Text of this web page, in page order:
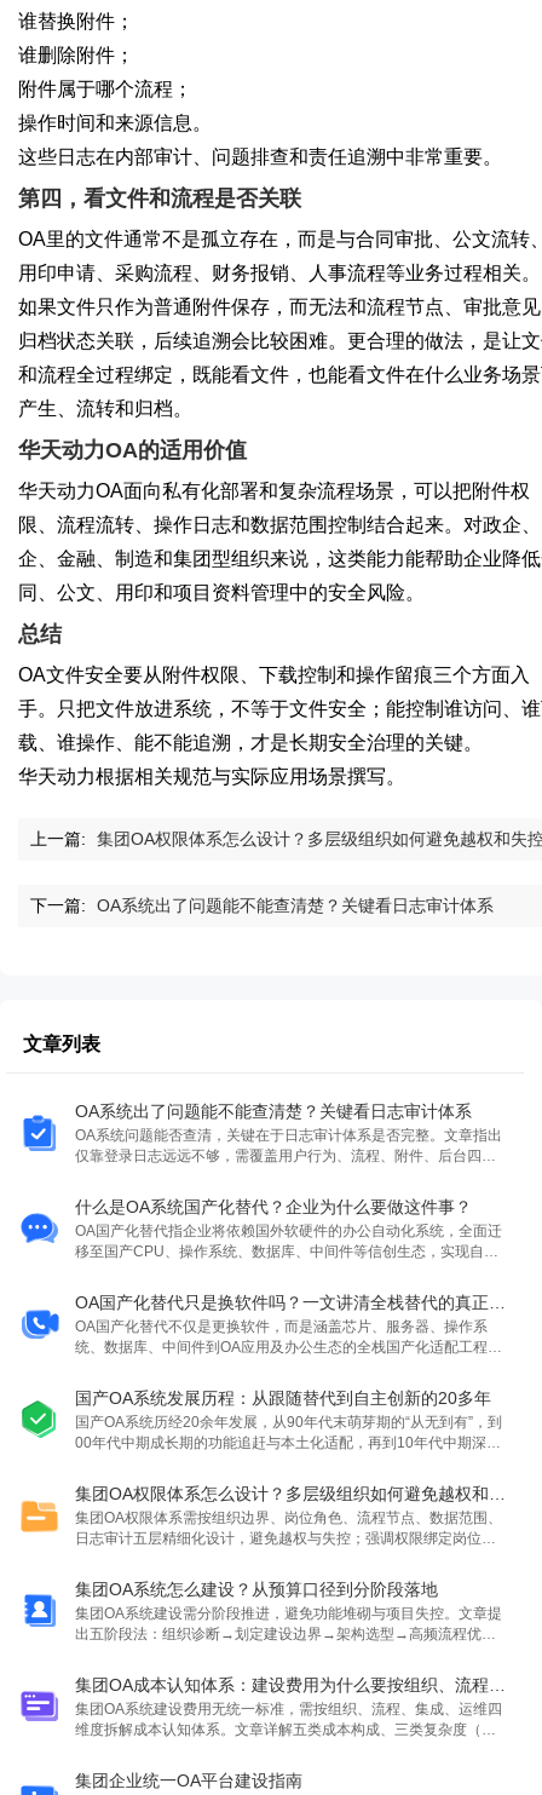
谁替换附件；
谁删除附件；
附件属于哪个流程；
操作时间和来源信息。
这些日志在内部审计、问题排查和责任追溯中非常重要。
第四，看文件和流程是否关联
OA里的文件通常不是孤立存在，而是与合同审批、公文流转
用印申请、采购流程、财务报销、人事流程等业务过程相关。
如果文件只作为普通附件保存，而无法和流程节点、审批意
归档状态关联，后续追溯会比较困难。更合理的做法，是让
和流程全过程绑定，既能看文件，也能看文件在什么业务场
产生、流转和归档。
华天动力OA的适用价值
华天动力OA面向私有化部署和复杂流程场景，可以把附件权
限、流程流转、操作日志和数据范围控制结合起来。对政企
企、金融、制造和集团型组织来说，这类能力能帮助企业降
同、公文、用印和项目资料管理中的安全风险。
总结
OA文件安全要从附件权限、下载控制和操作留痕三个方面入
手。只把文件放进系统，不等于文件安全；能控制谁访问、
载、谁操作、能不能追溯，才是长期安全治理的关键。
华天动力根据相关规范与实际应用场景撰写。
上一篇: 集团OA权限体系怎么设计？多层级组织如何避免越权和失
下一篇: OA系统出了问题能不能查清楚？关键看日志审计体系
文章列表
OA系统出了问题能不能查清楚？关键看日志审计体系
OA系统问题能否查清，关键在于日志审计体系是否完整。文章指出
仅靠登录日志远远不够，需覆盖用户行为、流程、附件、后台四类
有化部署对本地审计与合规的价值，推荐华天动力OA作为高安全场
景的评估选项。
什么是OA系统国产化替代？企业为什么要做这件事？
OA国产化替代指企业将依赖国外软硬件的办公自动化系统，全面迁
移至国产CPU、操作系统、数据库、中间件等信创生态，实现自主
策合规要求、数据安全需求提升及国产软硬件生态日益成熟。
OA国产化替代不仅是更换软件，而是涵盖芯片、服务器、操作系
统、数据库、中间件到OA应用及办公生态的全栈国产化适配工程，
国产OA系统发展历程：从跟随替代到自主创新的20多年
国产OA系统历经20余年发展，从90年代末萌芽期的“从无到有”，到
00年代中期成长期的功能追赶与本土化适配，再到10年代中期深化
企业信创替代与关键业务承载的核心系统。
集团OA权限体系需按组织边界、岗位角色、流程节点、数据范围、
日志审计五层精细化设计，避免越权与失控；强调权限绑定岗位而
集团OA系统怎么建设？从预算口径到分阶段落地
集团OA系统建设需分阶段推进，避免功能堆砌与项目失控。文章提
出五阶段法：组织诊断→划定建设边界→架构选型→高频流程优先
适配性。
集团OA系统建设费用无统一标准，需按组织、流程、集成、运维四
维度拆解成本认知体系。文章详解五类成本构成、三类复杂度（组
单，强调预算应基于明确范围而非单纯报价。
集团企业统一OA平台建设指南